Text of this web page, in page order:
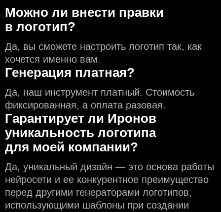
Можно ли внести правки
в логотип?
Да, вы сможете настроить логотип так, как
хочется именно вам.
Генерация платная?
Да, наш инструмент платный. Стоимость
фиксированная, а оплата разовая.
Гарантирует ли Иронов
уникальность логотипа
для моей компании?
Да, уникальный дизайн — это основа работы
нейросети и еe конкурентное преимущество
перед другими генераторами логотипов,
использующими шаблоны при создании